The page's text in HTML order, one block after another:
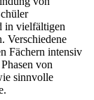
in vielfältigen
Verschiedene
Fächern intensiv
von
sinnvolle